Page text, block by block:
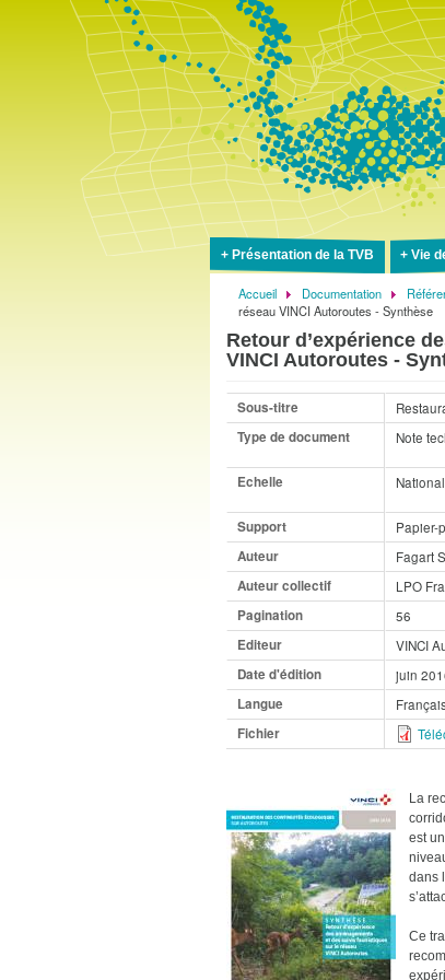
Présentation de la TVB Vie
Fil
d'Ariane
Accueil Documentation
réseau VINCI Autoroutes - Synthèse
Retour d’expérience
VINCI Autoroutes -
Sous-titre
Type de document
Note
Echelle
Support
Papier-
Auteur
Fagart
Auteur collectif
LPO
Pagination
56
Editeur
VINCI
Date d'édition
juin
Langue
Fichier
La
est
dans
Ce